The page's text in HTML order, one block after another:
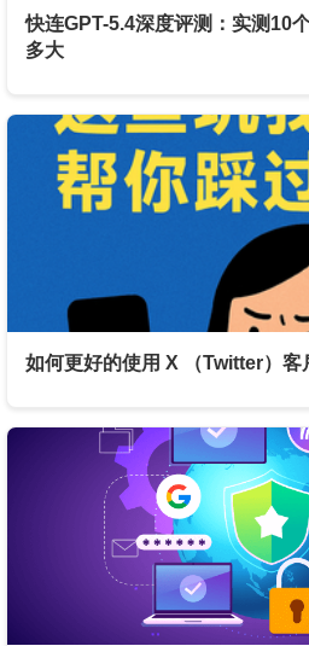
快连GPT-5.4深度评测：实测10
多大
如何更好的使用 X （Twitter）客